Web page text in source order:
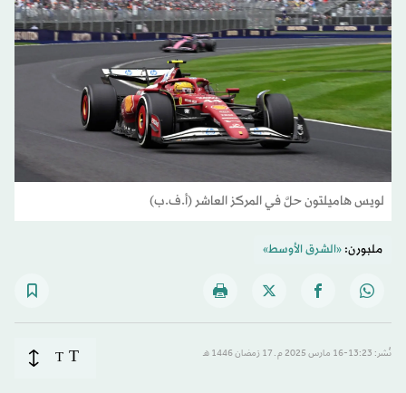
لويس هاميلتون حلَّ في المركز العاشر (أ.ف.ب)
ملبورن:«الشرق الأوسط»
نُشر: 13:23-16 مارس 2025 م ـ 17 رَمضان 1446 هـ T
T